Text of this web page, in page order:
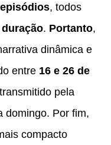
, todos
. Portanto,
dinâmica e
entre 16 e 26 de
pela
domingo. Por fim,
compacto